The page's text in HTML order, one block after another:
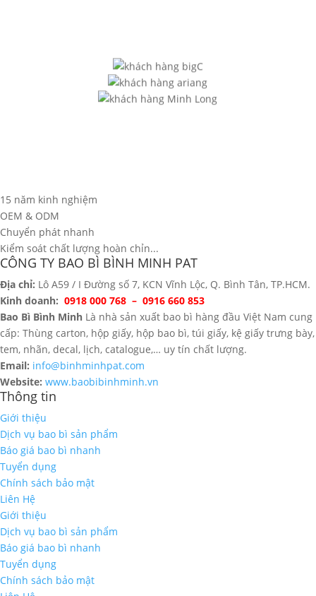
15 năm kinh nghiệm
OEM & ODM
Chuyển phát nhanh
Kiểm soát chất lượng hoàn chỉn...
CÔNG TY BAO BÌ BÌNH MINH PAT
Địa chỉ: Lô A59 / I Đường số 7, KCN Vĩnh Lộc, Q. Bình Tân, TP.HCM.
Kinh doanh: 0918 000 768 – 0916 660 853
Bao Bì Bình Minh Là nhà sản xuất bao bì hàng đầu Việt Nam cung
cấp: Thùng carton, hộp giấy, hộp bao bì, túi giấy, kệ giấy trưng bày,
tem, nhãn, decal, lịch, catalogue,… uy tín chất lượng.
Email: info@binhminhpat.com
Website: www.baobibinhminh.vn
Thông tin
Giới thiệu
Dịch vụ bao bì sản phẩm
Báo giá bao bì nhanh
Tuyển dụng
Chính sách bảo mật
Liên Hệ
Giới thiệu
Dịch vụ bao bì sản phẩm
Báo giá bao bì nhanh
Tuyển dụng
Chính sách bảo mật